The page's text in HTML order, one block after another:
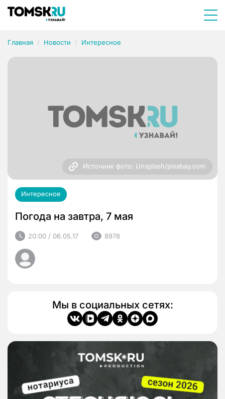
Главная Новости Интересное
Источник фото: Unsplash/pixabay.com
Интересное
Погода на завтра, 7 мая
20:00 / 06.05.17 8978
Мы в социальных сетях: